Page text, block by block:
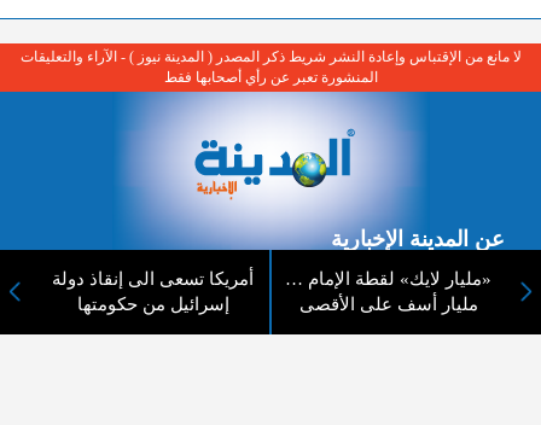
«مليار لايك» لقطة الإمام …
مليار أسف على الأقصى
أمريكا تسعى الى إنقاذ دولة
إسرائيل من حكومتها
لا مانع من الإقتباس وإعادة النشر شريط ذكر المصدر ( المدينة نيوز ) - الآراء والتعليقات
المنشورة تعبر عن رأي أصحابها فقط
عن المدينة الإخبارية
المدينة الإخبارية صحيفة الكترونية شاملة تابعة لشركة قنوات البث
الاردنية تنقل الاخبار المحلية الأردنية وأخبار فلسطين وأبرز الأخبار
العربية والدولية لحظة حدوثها بمهنية رفيعة ليكون العالم بما يجري